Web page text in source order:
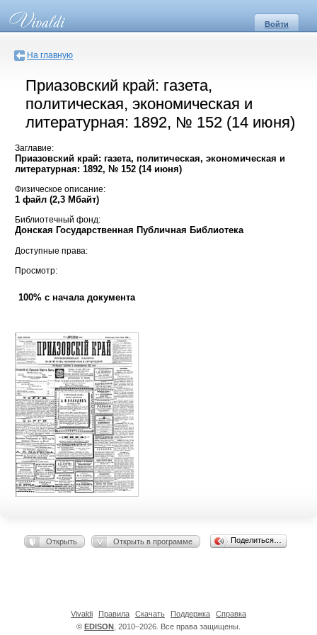
Войти
На главную
Приазовский край: газета,
политическая, экономическая и
литературная: 1892, № 152 (14 июня)
Заглавие:
Приазовский край: газета, политическая, экономическая и
литературная: 1892, № 152 (14 июня)
Физическое описание:
1 файл (2,3 Мбайт)
Библиотечный фонд:
Донская Государственная Публичная Библиотека
Доступные права:
Просмотр:
100% с начала документа
Открыть Открыть в программе Поделиться…
© EDISON , 2010–2026. Все права защищены.
Vivaldi Правила Скачать Поддержка Справка